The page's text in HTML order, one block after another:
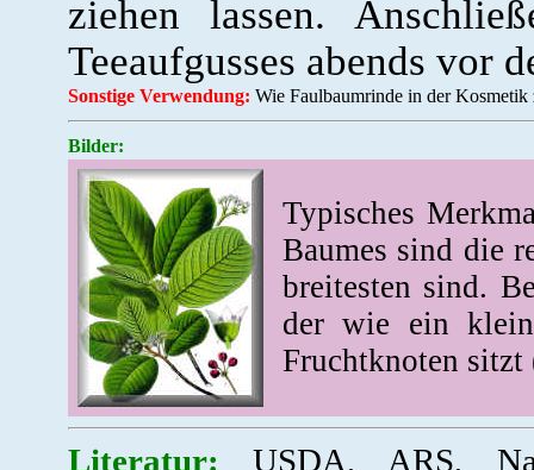
ziehen lassen.
Teeaufgusses abends vor
Sonstige Verwendung: Wie Faulbaumrinde in der
Bilder:
Typisches
Baumes sind die
breitesten sind.
der wie ein
Fruchtknoten sitzt
Literatur: USDA, ARS,